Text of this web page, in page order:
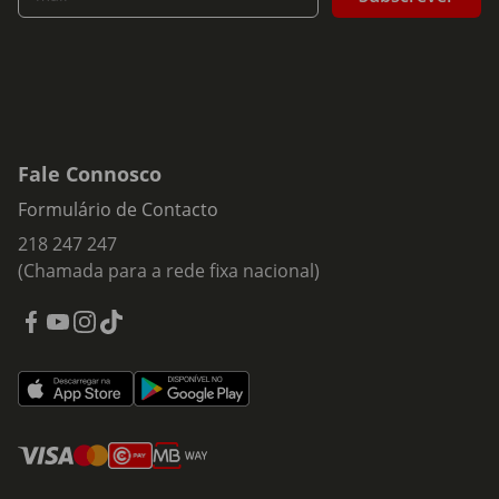
Brinquedos interativos:
desafiam o cão através de atividades simples
Peluches
mais tranquilas para muitos cães
Que brinquedos deixar para um cão que fica sozinho?
animal, que proporcionem entretenimento enquanto o cão
permanece sozinho.
Verifique regularmente o estado dos brinquedos e escolha
sempre modelos adequados à utilização sem supervisão,
Fale Connosco
Formulário de Contacto
218 247 247
(Chamada para a rede fixa nacional)